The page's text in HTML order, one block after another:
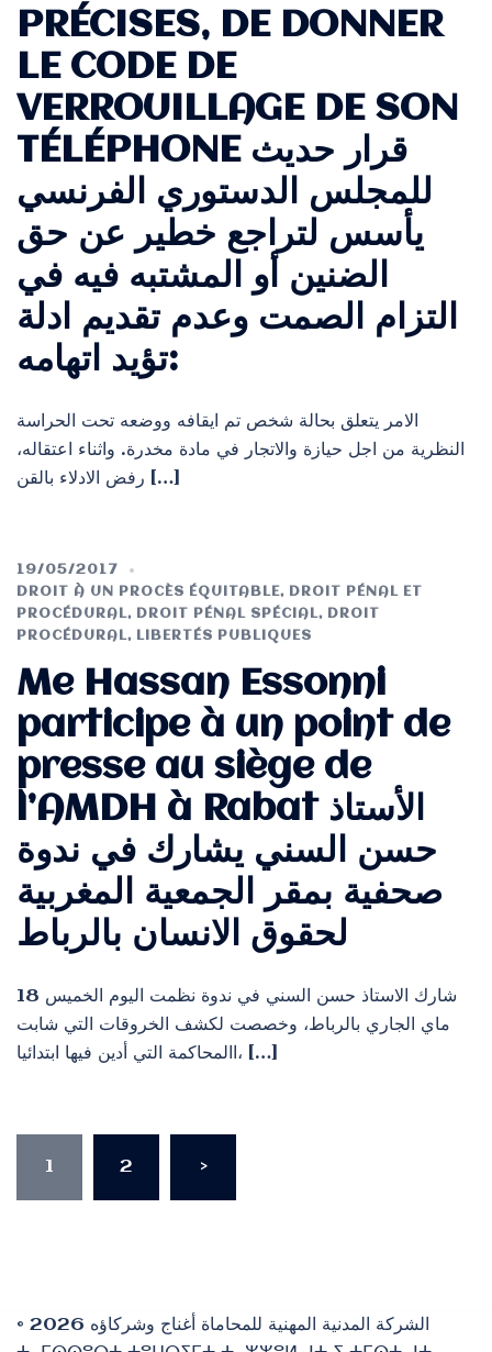
PRÉCISES, DE DONNER
LE CODE DE
VERROUILLAGE DE SON
TÉLÉPHONE قرار حديث
للمجلس الدستوري الفرنسي
يأسس لتراجع خطير عن حق
الضنين أو المشتبه فيه في
التزام الصمت وعدم تقديم ادلة
تؤيد اتهامه:
الامر يتعلق بحالة شخص تم ايقافه ووضعه تحت الحراسة
النظرية من اجل حيازة والاتجار في مادة مخدرة. واثناء اعتقاله،
رفض الادلاء بالقن […]
19/05/2017
DROIT À UN PROCÈS ÉQUITABLE,
DROIT PÉNAL ET
PROCÉDURAL, DROIT PÉNAL SPÉCIAL,
DROIT
PROCÉDURAL, LIBERTÉS PUBLIQUES
Me Hassan Essonni
participe à un point de
presse au siège de
l’AMDH à Rabat الأستاذ
حسن السني يشارك في ندوة
صحفية بمقر الجمعية المغربية
لحقوق الانسان بالرباط
شارك الاستاذ حسن السني في ندوة نظمت اليوم الخميس 18
ماي الجاري بالرباط، وخصصت لكشف الخروقات التي شابت
االمحاكمة التي أدين فيها ابتدائيا، […]
des
1 2 >
© 2026 الشركة المدنية المهنية للمحاماة أغناج وشركاؤه